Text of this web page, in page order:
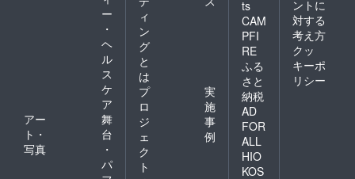
ー
・
ヘ
ル
ス
ケ
ア
アー
ト・
写真
舞
台
・
パ
ィ
ン
グ
と
は
プ
ロ
ジ
ェ
ク
ト
実
施
事
例
ts
CAM
PFI
RE
ふる
さと
納税
AD
FOR
ALL
HIO
KOS
ントに
対する
考え方
クッ
キーポ
リシー